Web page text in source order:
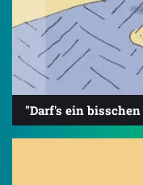
"Darf's ein